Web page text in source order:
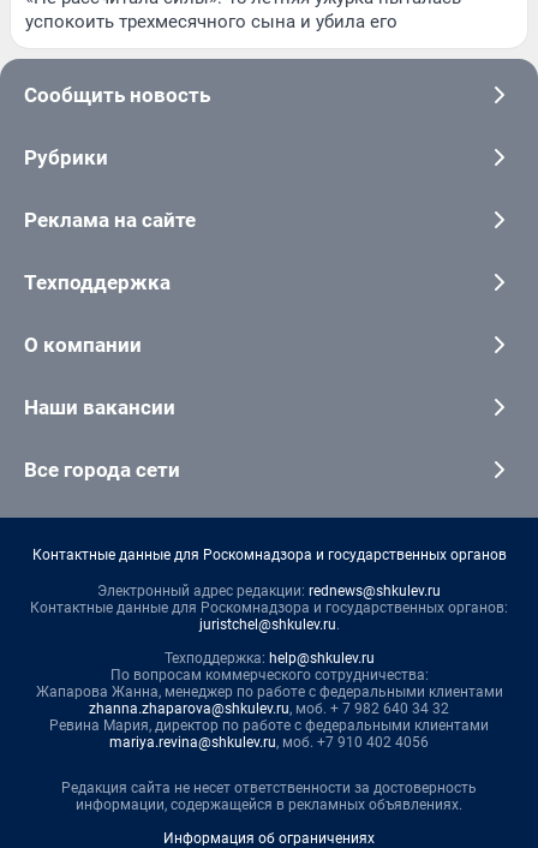
успокоить трехмесячного сына и убила его
Сообщить новость
Рубрики
Реклама на сайте
Техподдержка
О компании
Наши вакансии
Все города сети
Контактные данные для Роскомнадзора и государственных органов
Электронный адрес редакции: rednews@shkulev.ru
Контактные данные для Роскомнадзора и государственных органов:
juristchel@shkulev.ru.
Техподдержка: help@shkulev.ru
По вопросам коммерческого сотрудничества:
Жапарова Жанна, менеджер по работе с федеральными клиентами
zhanna.zhaparova@shkulev.ru, моб. + 7 982 640 34 32
Ревина Мария, директор по работе с федеральными клиентами
mariya.revina@shkulev.ru, моб. +7 910 402 4056
Редакция сайта не несет ответственности за достоверность
информации, содержащейся в рекламных объявлениях.
Информация об ограничениях